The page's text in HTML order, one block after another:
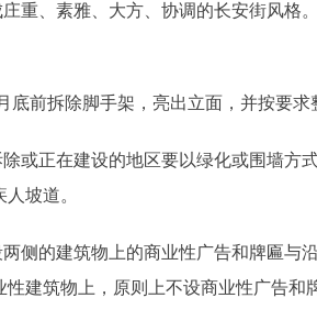
、素雅、大方、协调的长安街风格
前拆除脚手架，亮出立面，并按要求
正在建设的地区要以绿化或围墙方
坡道。
的建筑物上的商业性广告和牌匾与
建筑物上，原则上不设商业性广告和